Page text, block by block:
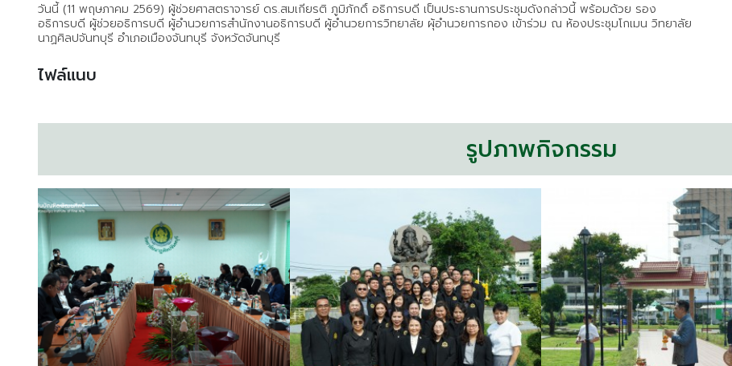
วันนี้ (11 พฤษภาคม 2569) ผู้ช่วยศาสตราจารย์ ดร.สมเกียรติ ภูมิภักดิ์ อธิการบดี เป็นประธานการประชุมดังกล่าวนี้ พร้อมด้วย รอง
อธิการบดี ผู้ช่วยอธิการบดี ผู้อำนวยการสำนักงานอธิการบดี ผู้อำนวยการวิทยาลัย ผุ้อำนวยการกอง เข้าร่วม ณ ห้องประชุมโกเมน วิทยาลัย
นาฏศิลปจันทบุรี อำเภอเมืองจันทบุรี จังหวัดจันทบุรี
ไฟล์แนบ
รูปภาพกิจกรรม